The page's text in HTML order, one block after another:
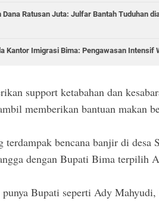
Dana Ratusan Juta: Julfar Bantah Tuduhan
Kantor Imigrasi Bima: Pengawasan Intensif
support ketabahan dan
memberikan bantuan makan
terdampak bencana banjir di desa
dengan Bupati Bima terpilih
punya Bupati seperti Ady